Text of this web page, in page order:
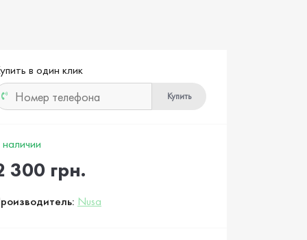
в один клик
Купить
наличии
300 грн.
Nusa